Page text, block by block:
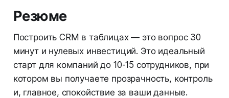
Резюме
Построить CRM в таблицах — это вопрос 30
минут и нулевых инвестиций. Это идеальный
старт для компаний до 10-15 сотрудников, при
котором вы получаете прозрачность, контроль
и, главное, спокойствие за ваши данные.